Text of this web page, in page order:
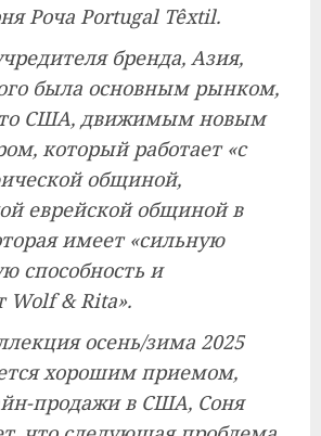
Роча Portugal Têxtil.
бренда, Азия,
была основным рынком,
США, движимым новым
который работает «с
общиной,
еврейской общиной в
имеет «сильную
способность и
Wolf & Rita».
осень/зима 2025
хорошим приемом,
продажи в США, Соня